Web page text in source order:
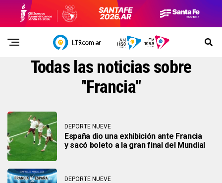
Todas las noticias sobre
"Francia"
DEPORTE NUEVE
España dio una exhibición ante Francia
y sacó boleto a la gran final del Mundial
DEPORTE NUEVE